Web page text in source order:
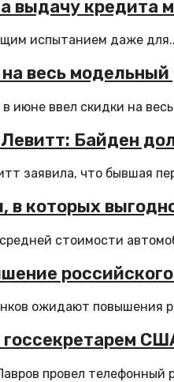
выдачу
испытанием даже
весь
июне ввел скидки на
Байден
заявила, что бывшая
в которых
стоимости
ожидают повышения
провел телефонный